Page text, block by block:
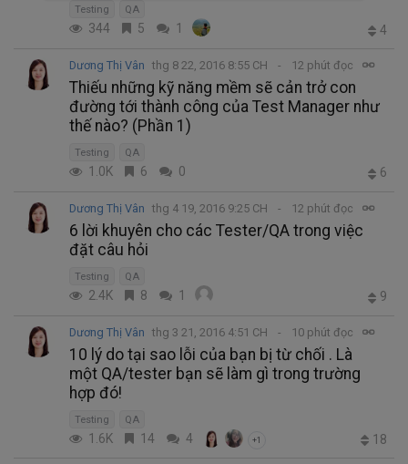
Testing QA
344 5 1 4
Dương Thị Vân thg 8 22, 2016 8:55 CH 12 phút đọc
Thiếu những kỹ năng mềm sẽ cản trở con
đường tới thành công của Test Manager như
thế nào? (Phần 1)
Testing QA
1.0K 6 0 6
Dương Thị Vân thg 4 19, 2016 9:25 CH 12 phút đọc
6 lời khuyên cho các Tester/QA trong việc
đặt câu hỏi
Testing QA
2.4K 8 1 9
Dương Thị Vân thg 3 21, 2016 4:51 CH 10 phút đọc
10 lý do tại sao lỗi của bạn bị từ chối . Là
một QA/tester bạn sẽ làm gì trong trường
hợp đó!
Testing QA
1.6K 14 4 +1 18